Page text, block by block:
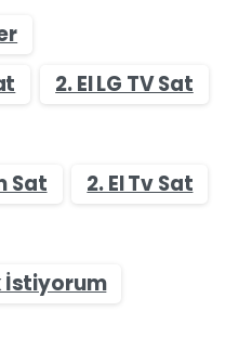
2. El LG TV Sat
Sat
2. El Tv Sat
İstiyorum